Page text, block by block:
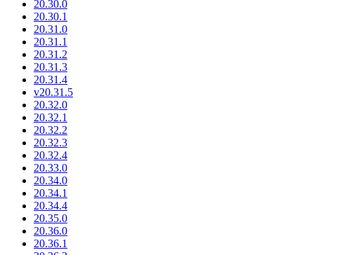
20.30.0
20.30.1
20.31.0
20.31.1
20.31.2
20.31.3
20.31.4
v20.31.5
20.32.0
20.32.1
20.32.2
20.32.3
20.32.4
20.33.0
20.34.0
20.34.1
20.34.4
20.35.0
20.36.0
20.36.1